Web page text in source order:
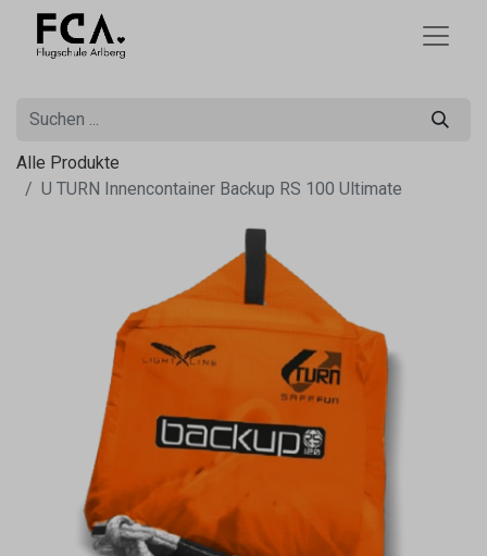
Alle Produkte
U TURN Innencontainer Backup RS 100 Ultimate